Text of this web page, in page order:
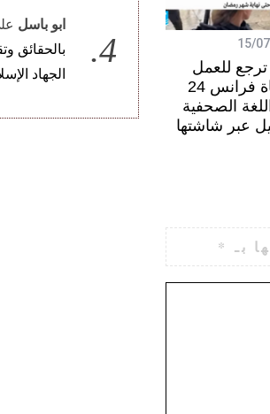
15/
ترجع للعمل
كمراسلة لقناة فرانس 24
الصحفية
عبر شاشتها
بـ *
ابو باسل
بالحقائق
الجهاد